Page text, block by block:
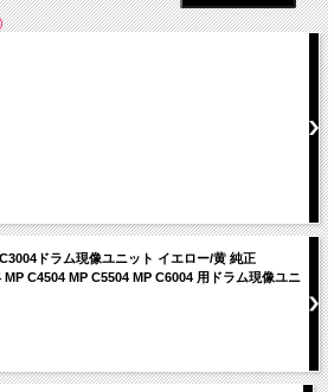
ドラム現像ユニット イエロー/黄 純正
C4504 MP C5504 MP C6004 用ドラム現像ユニ